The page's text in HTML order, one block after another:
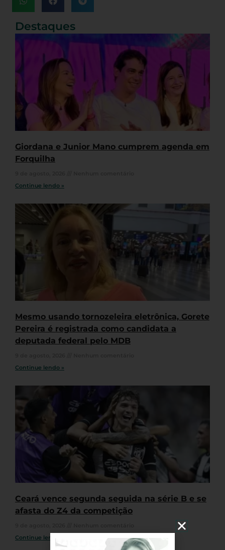
Destaques
Giordana e Junior Mano cumprem agenda em
Forquilha
Continue lendo »
Mesmo usando tornozeleira eletrônica, Gorete
Pereira é registrada como candidata a
deputada federal pelo MDB
Continue lendo »
Ceará vence segunda seguida na série B e se
afasta do Z4 da competição
Continue lendo »